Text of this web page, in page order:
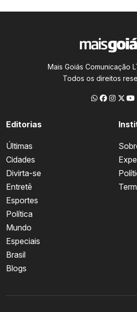
Mais Goiás Comunicação
Todos os direitos
Editorias
Últimas
Cidades
Divirta-se
Entretê
Esportes
Política
Mundo
Especiais
Brasil
Blogs